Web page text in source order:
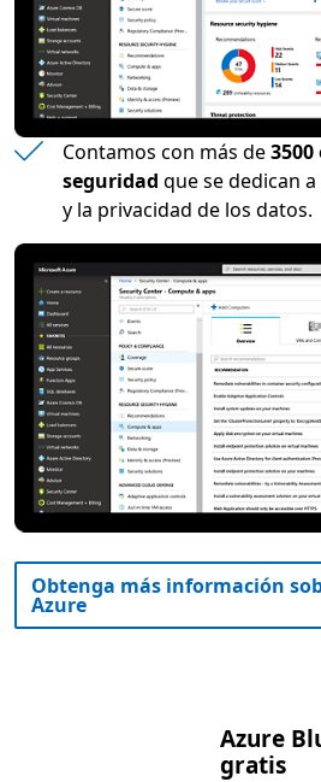
Contamos con más de
seguridad que se dedican
y la privacidad de los datos.
Obtenga más información
Azure
Azure
gratis